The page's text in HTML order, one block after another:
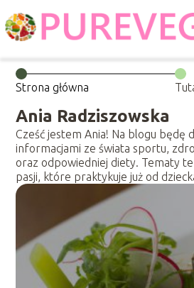
Strona główna
Ania Radziszowska
Cześć jestem Ania! Na blogu będę
informacjami ze świata sportu,
oraz odpowiedniej diety. Tematy
pasji, które praktykuje już od